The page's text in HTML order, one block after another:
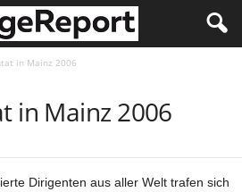
in Mainz 2006
in Mainz 2006
Dirigenten aus aller Welt trafen sich